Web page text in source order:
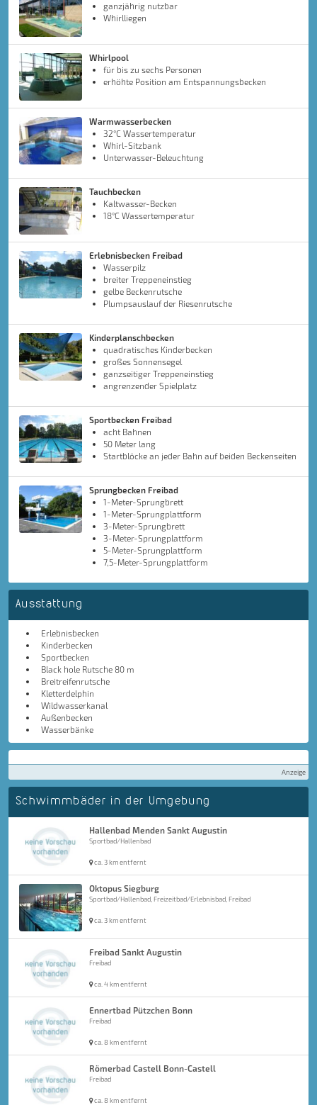
ganzjährig nutzbar
Whirlliegen
Whirlpool
für bis zu sechs Personen
erhöhte Position am Entspannungsbecken
Warmwasserbecken
32°C Wassertemperatur
Whirl-Sitzbank
Unterwasser-Beleuchtung
Tauchbecken
Kaltwasser-Becken
18°C Wassertemperatur
Erlebnisbecken Freibad
Wasserpilz
breiter Treppeneinstieg
gelbe Beckenrutsche
Plumpsauslauf der Riesenrutsche
Kinderplanschbecken
quadratisches Kinderbecken
großes Sonnensegel
ganzseitiger Treppeneinstieg
angrenzender Spielplatz
Sportbecken Freibad
acht Bahnen
50 Meter lang
Startblöcke an jeder Bahn auf beiden Beckenseiten
Sprungbecken Freibad
1-Meter-Sprungbrett
1-Meter-Sprungplattform
3-Meter-Sprungbrett
3-Meter-Sprungplattform
5-Meter-Sprungplattform
7,5-Meter-Sprungplattform
Ausstattung
Erlebnisbecken
Kinderbecken
Sportbecken
Black hole Rutsche 80 m
Breitreifenrutsche
Kletterdelphin
Wildwasserkanal
Außenbecken
Wasserbänke
Anzeige
Schwimmbäder in der Umgebung
Hallenbad Menden Sankt Augustin
Sportbad/Hallenbad
ca. 3 km entfernt
Oktopus Siegburg
Sportbad/Hallenbad, Freizeitbad/Erlebnisbad, Freibad
ca. 3 km entfernt
Freibad Sankt Augustin
Freibad
ca. 4 km entfernt
Ennertbad Pützchen Bonn
Freibad
ca. 8 km entfernt
Römerbad Castell Bonn-Castell
Freibad
ca. 8 km entfernt